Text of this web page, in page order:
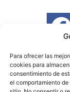
Para ofrecer las
cookies para
consentimiento de
el comportamiento